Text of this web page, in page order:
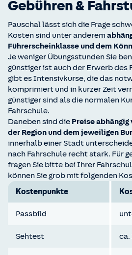
Gebühren &
Pauschal lässt sich die Frage
Kosten sind unter anderem
Führerscheinklasse und dem
Je weniger Übungsstunden Sie
günstiger ist auch der Erwerb des
gibt es Intensivkurse, die das
komprimiert und in kurzer Zeit
günstiger sind als die normalen
Fahrschule.
Daneben sind die Preise abhängig
der Region und dem jeweiligen
innerhalb einer Stadt
nach Fahrschule recht stark. Für
fragen Sie bitte bei Ihrer
können Sie grob mit folgenden
Kostenpunkte
Passbild
Sehtest ca.